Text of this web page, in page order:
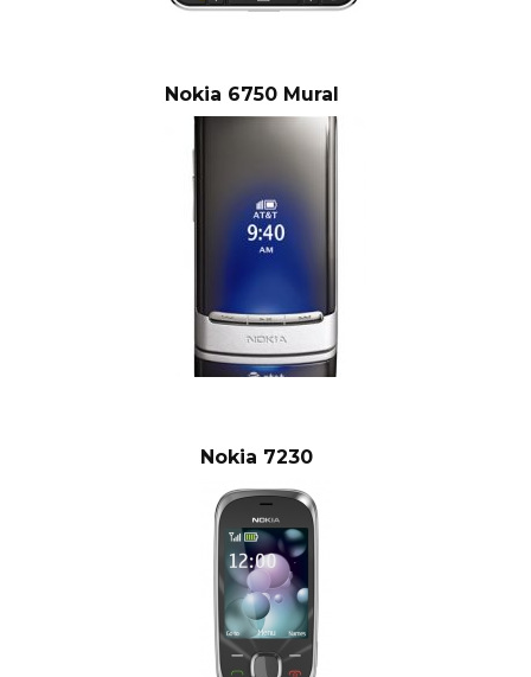
Nokia 6750 Mural
Nokia 7230